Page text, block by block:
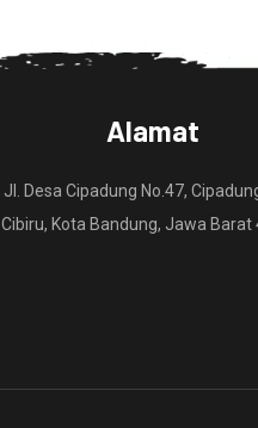
Alamat
Jl. Desa Cipadung No.47,
Cibiru, Kota Bandung, Jawa Barat